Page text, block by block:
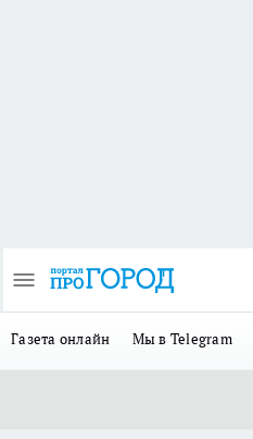
Газета онлайн Мы в Telegram